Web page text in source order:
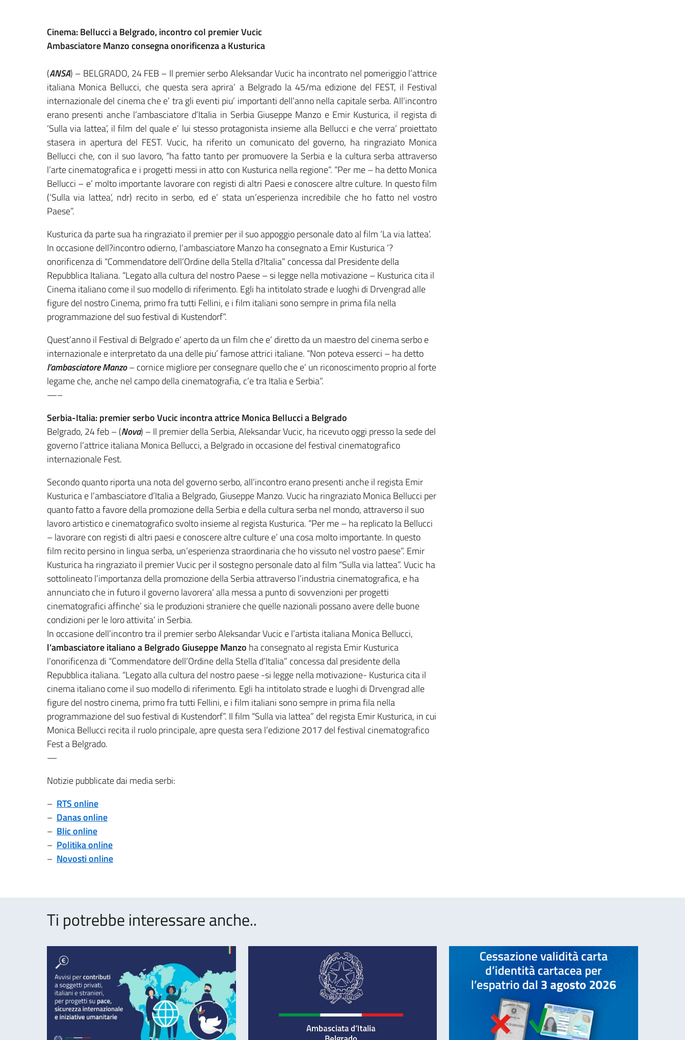
Cinema: Bellucci a Belgrado, incontro col premier Vucic
Ambasciatore Manzo consegna onorificenza a Kusturica
(ANSA) – BELGRADO, 24 FEB – Il premier serbo Aleksandar Vucic ha incontrato nel pomeriggio l’attrice
italiana Monica Bellucci, che questa sera aprira’ a Belgrado la 45/ma edizione del FEST, il Festival
internazionale del cinema che e’ tra gli eventi piu’ importanti dell’anno nella capitale serba. All’incontro
erano presenti anche l’ambasciatore d’Italia in Serbia Giuseppe Manzo e Emir Kusturica, il regista di
‘Sulla via lattea’, il film del quale e’ lui stesso protagonista insieme alla Bellucci e che verra’ proiettato
stasera in apertura del FEST. Vucic, ha riferito un comunicato del governo, ha ringraziato Monica
Bellucci che, con il suo lavoro, “ha fatto tanto per promuovere la Serbia e la cultura serba attraverso
l’arte cinematografica e i progetti messi in atto con Kusturica nella regione”. “Per me – ha detto Monica
Bellucci – e’ molto importante lavorare con registi di altri Paesi e conoscere altre culture. In questo film
(‘Sulla via lattea’, ndr) recito in serbo, ed e’ stata un’esperienza incredibile che ho fatto nel vostro
Paese”.
Kusturica da parte sua ha ringraziato il premier per il suo appoggio personale dato al film ‘La via lattea’.
In occasione dell?incontro odierno, l’ambasciatore Manzo ha consegnato a Emir Kusturica ‘?
onorificenza di “Commendatore dell’Ordine della Stella d?Italia” concessa dal Presidente della
Repubblica Italiana. “Legato alla cultura del nostro Paese – si legge nella motivazione – Kusturica cita il
Cinema italiano come il suo modello di riferimento. Egli ha intitolato strade e luoghi di Drvengrad alle
figure del nostro Cinema, primo fra tutti Fellini, e i film italiani sono sempre in prima fila nella
programmazione del suo festival di Kustendorf”.
Quest’anno il Festival di Belgrado e’ aperto da un film che e’ diretto da un maestro del cinema serbo e
internazionale e interpretato da una delle piu’ famose attrici italiane. “Non poteva esserci – ha detto
l’ambasciatore Manzo– cornice migliore per consegnare quello che e’ un riconoscimento proprio al forte
legame che, anche nel campo della cinematografia, c’e tra Italia e Serbia”.
—–
Serbia-Italia: premier serbo Vucic incontra attrice Monica Bellucci a Belgrado
Belgrado, 24 feb – (Nova) – Il premier della Serbia, Aleksandar Vucic, ha ricevuto oggi presso la sede del
governo l’attrice italiana Monica Bellucci, a Belgrado in occasione del festival cinematografico
internazionale Fest.
Secondo quanto riporta una nota del governo serbo, all’incontro erano presenti anche il regista Emir
Kusturica e l’ambasciatore d’Italia a Belgrado, Giuseppe Manzo. Vucic ha ringraziato Monica Bellucci per
quanto fatto a favore della promozione della Serbia e della cultura serba nel mondo, attraverso il suo
lavoro artistico e cinematografico svolto insieme al regista Kusturica. “Per me – ha replicato la Bellucci
– lavorare con registi di altri paesi e conoscere altre culture e’ una cosa molto importante. In questo
film recito persino in lingua serba, un’esperienza straordinaria che ho vissuto nel vostro paese”. Emir
Kusturica ha ringraziato il premier Vucic per il sostegno personale dato al film “Sulla via lattea”. Vucic ha
sottolineato l’importanza della promozione della Serbia attraverso l’industria cinematografica, e ha
annunciato che in futuro il governo lavorera’ alla messa a punto di sovvenzioni per progetti
cinematografici affinche’ sia le produzioni straniere che quelle nazionali possano avere delle buone
condizioni per le loro attivita’ in Serbia.
In occasione dell’incontro tra il premier serbo Aleksandar Vucic e l’artista italiana Monica Bellucci,
l’ambasciatore italiano a Belgrado Giuseppe Manzo ha consegnato al regista Emir Kusturica
l’onorificenza di “Commendatore dell’Ordine della Stella d’Italia” concessa dal presidente della
Repubblica italiana. “Legato alla cultura del nostro paese -si legge nella motivazione- Kusturica cita il
cinema italiano come il suo modello di riferimento. Egli ha intitolato strade e luoghi di Drvengrad alle
figure del nostro cinema, primo fra tutti Fellini, e i film italiani sono sempre in prima fila nella
programmazione del suo festival di Kustendorf”. Il film “Sulla via lattea” del regista Emir Kusturica, in cui
Monica Bellucci recita il ruolo principale, apre questa sera l’edizione 2017 del festival cinematografico
Fest a Belgrado.
—
Notizie pubblicate dai media serbi:
– RTS online
– Danas online
– Blic online
– Politika online
– Novosti online
Ti potrebbe interessare anche..